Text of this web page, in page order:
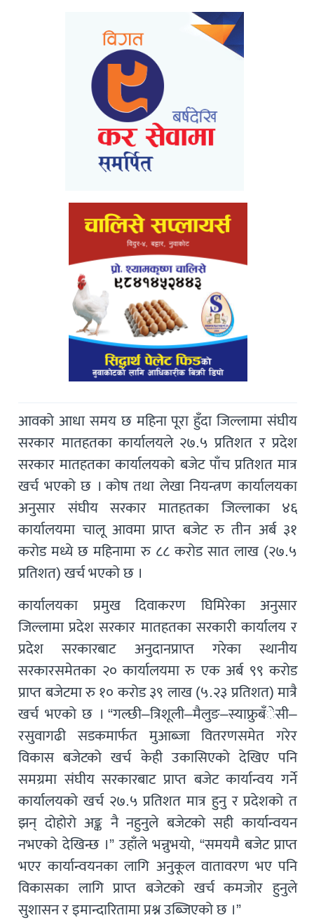
आवको आधा समय छ महिना पूरा हुँदा जिल्लामा संघीय
सरकार मातहतका कार्यालयले २७.५ प्रतिशत र प्रदेश
सरकार मातहतका कार्यालयको बजेट पाँच प्रतिशत मात्र
खर्च भएको छ । कोष तथा लेखा नियन्त्रण कार्यालयका
अनुसार संघीय सरकार मातहतका जिल्लाका ४६
कार्यालयमा चालू आवमा प्राप्त बजेट रु तीन अर्ब ३१
करोड मध्ये छ महिनामा रु ८८ करोड सात लाख (२७.५
प्रतिशत) खर्च भएको छ ।
कार्यालयका प्रमुख दिवाकरण घिमिरेका अनुसार
जिल्लामा प्रदेश सरकार मातहतका सरकारी कार्यालय र
प्रदेश सरकारबाट अनुदानप्राप्त गरेका स्थानीय
सरकारसमेतका २० कार्यालयमा रु एक अर्ब ९९ करोड
प्राप्त बजेटमा रु १० करोड ३९ लाख (५.२३ प्रतिशत) मात्रै
खर्च भएको छ । “गल्छी–त्रिशूली–मैलुङ–स्याफ्रुबँेसी–
रसुवागढी सडकमार्फत मुआब्जा वितरणसमेत गरेर
विकास बजेटको खर्च केही उकासिएको देखिए पनि
समग्रमा संघीय सरकारबाट प्राप्त बजेट कार्यान्वय गर्ने
कार्यालयको खर्च २७.५ प्रतिशत मात्र हुनु र प्रदेशको त
झन् दोहोरो अङ्क नै नहुनुले बजेटको सही कार्यान्वयन
नभएको देखिन्छ ।” उहाँले भन्नुभयो, “समयमै बजेट प्राप्त
भएर कार्यान्वयनका लागि अनुकूल वातावरण भए पनि
विकासका लागि प्राप्त बजेटको खर्च कमजोर हुनुले
सुशासन र इमान्दारितामा प्रश्न उब्जिएको छ ।”